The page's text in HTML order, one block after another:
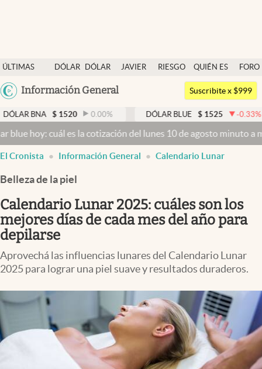
ÚLTIMAS
NOTICIAS
DÓLAR
DÓLAR
JAVIER
RIESGO
QUIÉN ES
QUIÉN
FORO
Argentina
México
Colombia
Información General
Dólar
Members
Economía y Política
Finanzas y Mercados
Mercados Online
Negocios
Columnistas
Otras secciones
Infotechnology
Clase
Mundial 2026
Eventos Corporativos
Suscribite x $999
$ 1520 0.00% DÓLAR BLUE $ 1525 -0.33%
es la cotización del lunes 10 de agosto minuto a minuto
El Cronista Información General Calendario Lunar
Belleza de la piel
Calendario Lunar 2025: cuáles son los
mejores días de cada mes del año para
depilarse
Aprovechá las influencias lunares del Calendario Lunar
2025 para lograr una piel suave y resultados duraderos.